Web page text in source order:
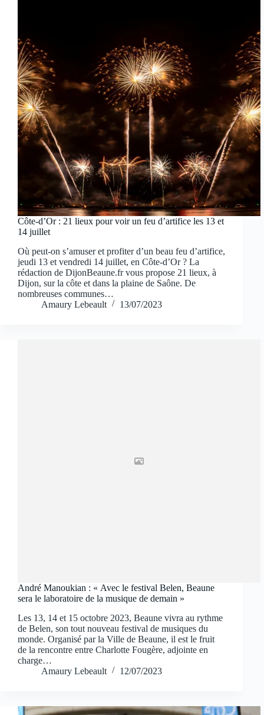
Côte-d’Or : 21 lieux pour voir un feu d’artifice les 13 et
14 juillet
Où peut-on s’amuser et profiter d’un beau feu d’artifice,
jeudi 13 et vendredi 14 juillet, en Côte-d’Or ? La
rédaction de DijonBeaune.fr vous propose 21 lieux, à
Dijon, sur la côte et dans la plaine de Saône. De
nombreuses communes…
Amaury Lebeault
13/07/2023
André Manoukian : « Avec le festival Belen, Beaune
sera le laboratoire de la musique de demain »
Les 13, 14 et 15 octobre 2023, Beaune vivra au rythme
de Belen, son tout nouveau festival de musiques du
monde. Organisé par la Ville de Beaune, il est le fruit
de la rencontre entre Charlotte Fougère, adjointe en
charge…
Amaury Lebeault
12/07/2023